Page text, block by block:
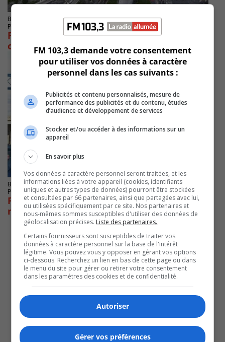
BOUCHERVILLE
Publié le 7 octobre 2024 à 13h38
Fermetures de nuit de l’A25 du 7 au 11
octobre
BOUCHERVILLE
Publié le 1 octobre 2024 à 12h06
Fermeture de l’A25 en direction sud dans la
nuit du 4 au 5 octobre
FM 103,3 demande votre consentement
pour utiliser vos données à caractère
personnel dans les cas suivants :
Publicités et contenu personnalisés, mesure de
performance des publicités et du contenu, études
d’audience et développement de services
Stocker et/ou accéder à des informations sur un
appareil
En savoir plus
Vos données à caractère personnel seront traitées, et les
informations liées à votre appareil (cookies, identifiants
uniques et autres types de données) pourront être stockées
et consultées par 66 partenaires, ainsi que partagées avec lui,
ou utilisées spécifiquement par ce site. Nos partenaires et
nous-mêmes sommes susceptibles d'utiliser des données de
géolocalisation précises. Liste des partenaires.
Certains fournisseurs sont susceptibles de traiter vos
données à caractère personnel sur la base de l'intérêt
légitime. Vous pouvez vous y opposer en gérant vos options
ci-dessous. Recherchez un lien en bas de cette page ou dans
le menu du site pour gérer ou retirer votre consentement
dans les paramètres des cookies et de confidentialité.
Autoriser
Gérer vos préférences